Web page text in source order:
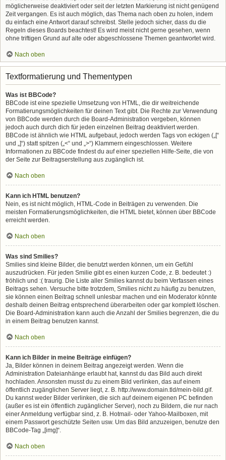
möglicherweise deaktiviert oder seit der letzten Markierung ist nicht genügend
Zeit vergangen. Es ist auch möglich, das Thema nach oben zu holen, indem
du einfach eine Antwort darauf schreibst. Stelle jedoch sicher, dass du die
Regeln dieses Boards beachtest! Es wird meist nicht gerne gesehen, wenn
ohne triftigen Grund auf alte oder abgeschlossene Themen geantwortet wird.
Nach oben
Textformatierung und Thementypen
Was ist BBCode?
BBCode ist eine spezielle Umsetzung von HTML, die dir weitreichende
Formatierungsmöglichkeiten für deinen Text gibt. Die Rechte zur Verwendung
von BBCode werden durch die Board-Administration vergeben, können
jedoch auch durch dich für jeden einzelnen Beitrag deaktiviert werden.
BBCode ist ähnlich wie HTML aufgebaut, jedoch werden Tags von eckigen („[“
und „]“) statt spitzen („<“ und „>“) Klammern eingeschlossen. Weitere
Informationen zu BBCode findest du auf einer speziellen Hilfe-Seite, die von
der Seite zur Beitragserstellung aus zugänglich ist.
Nach oben
Kann ich HTML benutzen?
Nein, es ist nicht möglich, HTML-Code in Beiträgen zu verwenden. Die
meisten Formatierungsmöglichkeiten, die HTML bietet, können über BBCode
erreicht werden.
Nach oben
Was sind Smilies?
Smilies sind kleine Bilder, die benutzt werden können, um ein Gefühl
auszudrücken. Für jeden Smilie gibt es einen kurzen Code, z. B. bedeutet :)
fröhlich und :( traurig. Die Liste aller Smilies kannst du beim Verfassen eines
Beitrags sehen. Versuche bitte trotzdem, Smilies nicht zu häufig zu benutzen,
sie können einen Beitrag schnell unlesbar machen und ein Moderator könnte
deshalb deinen Beitrag entsprechend überarbeiten oder gar komplett löschen.
Die Board-Administration kann auch die Anzahl der Smilies begrenzen, die du
in einem Beitrag benutzen kannst.
Nach oben
Kann ich Bilder in meine Beiträge einfügen?
Ja, Bilder können in deinem Beitrag angezeigt werden. Wenn die
Administration Dateianhänge erlaubt hat, kannst du das Bild auch direkt
hochladen. Ansonsten musst du zu einem Bild verlinken, das auf einem
öffentlich zugänglichen Server liegt, z. B. http://www.domain.tld/mein-bild.gif.
Du kannst weder Bilder verlinken, die sich auf deinem eigenen PC befinden
(außer es ist ein öffentlich zugänglicher Server), noch zu Bildern, die nur nach
einer Anmeldung verfügbar sind, z. B. Hotmail- oder Yahoo-Mailboxen, mit
einem Passwort geschützte Seiten usw. Um das Bild anzuzeigen, benutze den
BBCode-Tag „[img]“.
Nach oben